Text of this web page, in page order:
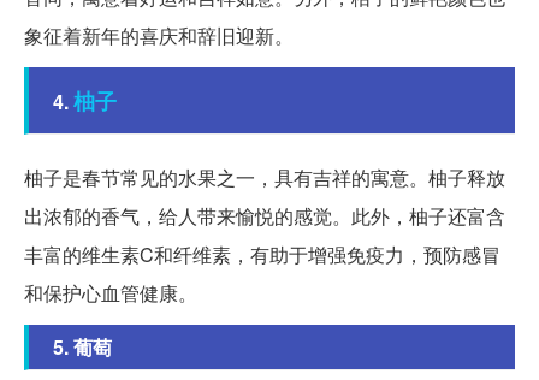
象征着新年的喜庆和辞旧迎新。
4.柚子
柚子是春节常见的水果之一，具有吉祥的寓意。柚子释放
出浓郁的香气，给人带来愉悦的感觉。此外，柚子还富含
丰富的维生素C和纤维素，有助于增强免疫力，预防感冒
和保护心血管健康。
5. 葡萄